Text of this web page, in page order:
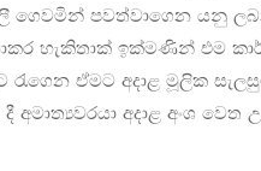
ගෙවමින් පවත්වාගෙන යනු
හැකිතාක් ඉක්මණින් එම
ඒමට අදාළ මූලික
අමාත්‍යවරයා අදාළ අංශ වෙත